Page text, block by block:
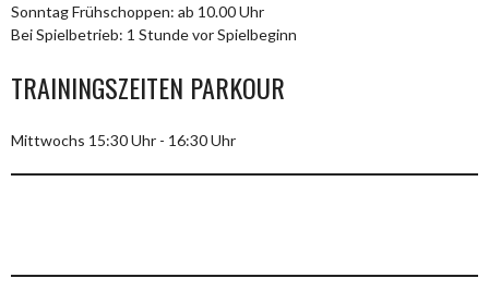
Sonntag Frühschoppen: ab 10.00 Uhr
Bei Spielbetrieb: 1 Stunde vor Spielbeginn
TRAININGSZEITEN PARKOUR
Mittwochs 15:30 Uhr - 16:30 Uhr